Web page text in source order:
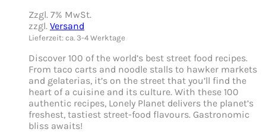
Zzgl. 7% MwSt.
zzgl. Versand
Lieferzeit: ca. 3-4 Werktage
Discover 100 of the world’s best street food recipes.
From taco carts and noodle stalls to hawker markets
and gelaterias, it’s on the street that you’ll find the
heart of a cuisine and its culture. With these 100
authentic recipes, Lonely Planet delivers the planet’s
freshest, tastiest street-food flavours. Gastronomic
bliss awaits!